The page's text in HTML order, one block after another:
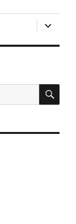
laienda